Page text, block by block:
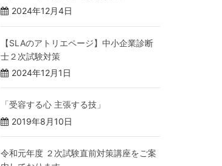
2024年12月4日
【SLAのアトリエページ】中小企業診断
士２次試験対策
2024年12月1日
「受容する心 主張する技」
2019年8月10日
令和元年度 ２次試験直前対策講座をご案